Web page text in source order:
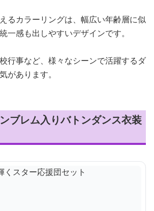
るカラーリングは、幅広い年齢層に似
一感も出しやすいデザインです。
行事など、様々なシーンで活躍するダ
があります。
ブレム入りバトンダンス衣装